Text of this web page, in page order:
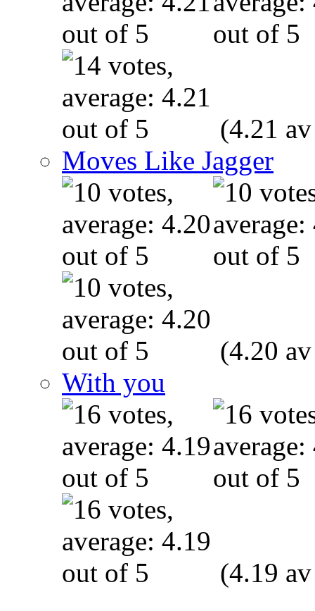
(4.21
Moves Like Jagger
(4.20
With you
(4.19